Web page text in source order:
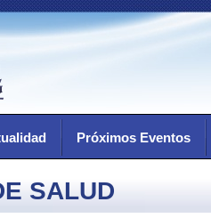
Próximos Eventos
SALUD